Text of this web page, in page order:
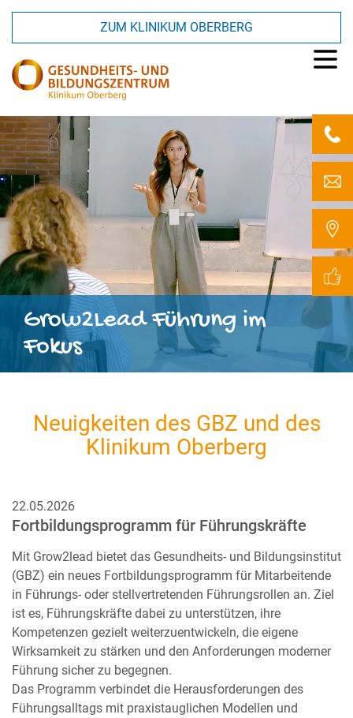
ZUM KLINIKUM OBERBERG
Grow2LeadFührung im
Fokus
Neuigkeiten des GBZ und des
Klinikum Oberberg
22.05.2026
Fortbildungsprogramm für Führungskräfte
Mit Grow2lead bietet das Gesundheits- und Bildungsinstitut
(GBZ) ein neues Fortbildungsprogramm für Mitarbeitende
in Führungs- oder stellvertretenden Führungsrollen an. Ziel
ist es, Führungskräfte dabei zu unterstützen, ihre
Kompetenzen gezielt weiterzuentwickeln, die eigene
Wirksamkeit zu stärken und den Anforderungen moderner
Führung sicher zu begegnen.
Das Programm verbindet die Herausforderungen des
Führungsalltags mit praxistauglichen Modellen und